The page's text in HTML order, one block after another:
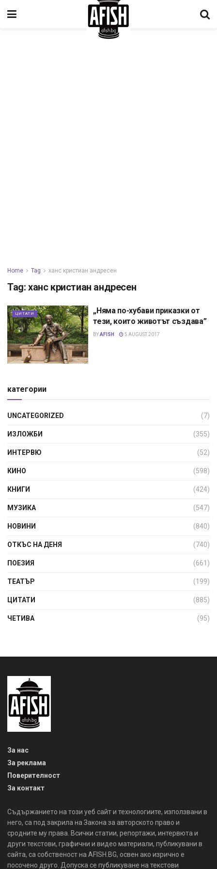
Home Tag ханс кристиан андресен
Tag: ханс кристиан андресен
ЦИТАТИ
„Няма по-хубави приказки от
тези, които животът създава”
BYAFISH 5 AUGUST 2017
категории
UNCATEGORIZED (7)
ИЗЛОЖБИ (355)
ИНТЕРВЮ (52)
КИНО (598)
КНИГИ (424)
МУЗИКА (547)
НОВИНИ (840)
ОТКЪС НА ДЕНЯ (740)
ПОЕЗИЯ (661)
ТЕАТЪР (199)
ЦИТАТИ (885)
ЧЕТИВА (95)
За нас
За реклама
Поверителност
За контакт
Съдържанието на този уеб сайт и технологиите, използвани в
него, са под закрила на Закона за авторското право и
сродните му права. Всички статии, репортажи, интервюта и
други текстови, графични и видео материали, публикувани в
сайта, са собственост на AFISH.BG, освен ако изрично е
посочено друго. Допуска се публикуване на текстови